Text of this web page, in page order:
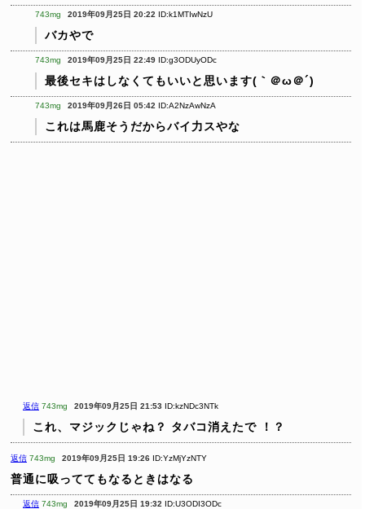
743mg 2019年09月25日 20:22 ID:k1MTIwNzU
バカやで
743mg 2019年09月25日 22:49 ID:g3ODUyODc
最後セキはしなくてもいいと思います(｀＠ω＠´)
743mg 2019年09月26日 05:42 ID:A2NzAwNzA
これは馬鹿そうだからバイ力スやな
返信 743mg 2019年09月25日 21:53 ID:kzNDc3NTk
これ、マジックじゃね？ タバコ消えたで ！？
返信 743mg 2019年09月25日 19:26 ID:YzMjYzNTY
普通に吸っててもなるときはなる
返信 743mg 2019年09月25日 19:32 ID:U3ODI3ODc